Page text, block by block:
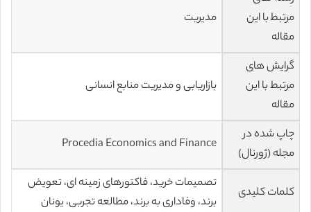
مرتبط با این
مقاله
مدیریت
گرایش های
مرتبط با این
مقاله
بازاریابی و مدیریت منابع انسانی
چاپ شده در
مجله (ژورنال)
Procedia Economics and Finance
کلمات کلیدی
تصمیمات خرید، فاکتورهای زمینه ای، تعویض
برند، وفاداری به برند، مطالعه تجربی، یونان